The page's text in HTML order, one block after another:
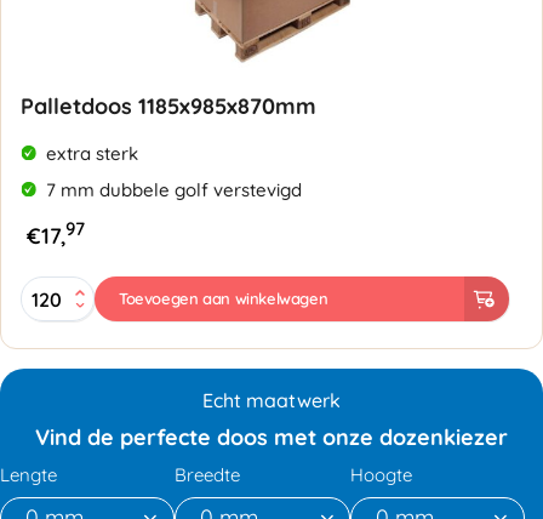
Palletdoos 1185x985x870mm
extra sterk
7 mm dubbele golf verstevigd
€17,97
Palletdoos
1185x985x870mm
aantal
Toevoegen aan winkelwagen
Echt maatwerk
Vind de perfecte doos met onze dozenkiezer
Lengte Breedte Hoogte